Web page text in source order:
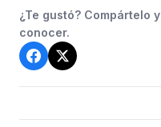
¿Te gustó? Compártelo
conocer.